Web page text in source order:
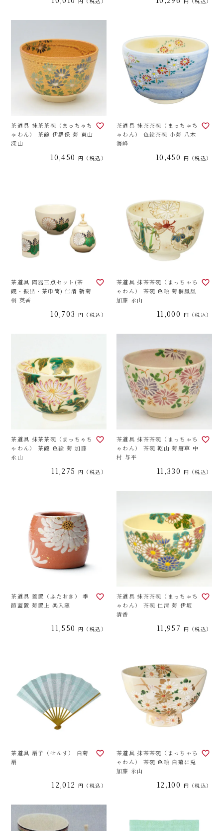
茶道具 抹茶茶碗（まっちゃち
ゃわん） 茶碗 伊羅保 菊 東山
深山
10,450 税込
茶道具 抹茶茶碗（まっちゃち
ゃわん） 色絵茶碗 小菊 八木
海峰
10,450 税込
茶道具 陶器三点セット(茶
碗・振出・茶巾筒) 仁清 新菊
桐 英香
10,703 税込
茶道具 抹茶茶碗（まっちゃち
ゃわん） 茶碗 色絵 菊桐鳳凰
加藤 永山
11,000 税込
茶道具 抹茶茶碗（まっちゃち
ゃわん） 茶碗 色絵 菊 加藤
永山
11,275 税込
茶道具 抹茶茶碗（まっちゃち
ゃわん） 茶碗 乾山 菊唐草 中
村 与平
11,330 税込
茶道具 蓋置（ふたおき） 季
節蓋置 菊置上 楽入窯
11,550 税込
茶道具 抹茶茶碗（まっちゃち
ゃわん） 茶碗 仁清 菊 伊坂
清香
11,957 税込
茶道具 扇子（せんす） 白菊
扇
12,012 税込
茶道具 抹茶茶碗（まっちゃち
ゃわん） 茶碗 色絵 白菊に兎
加藤 永山
12,100 税込